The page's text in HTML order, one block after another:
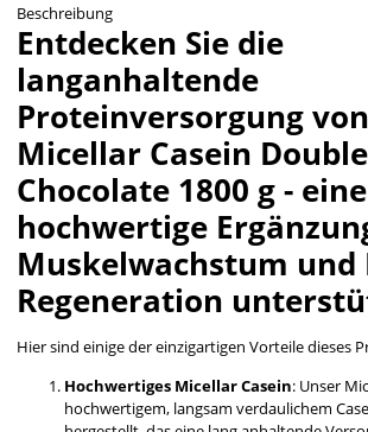
Beschreibung
Entdecken Sie die
langanhaltende
Proteinversorgung
Micellar Casein Double
Chocolate 1800 g - eine
hochwertige
Muskelwachstum und
Regeneration
Hier sind einige der einzigartigen Vorteile dieses
Hochwertiges Micellar Casein: Unser
hochwertigem, langsam verdaulichem